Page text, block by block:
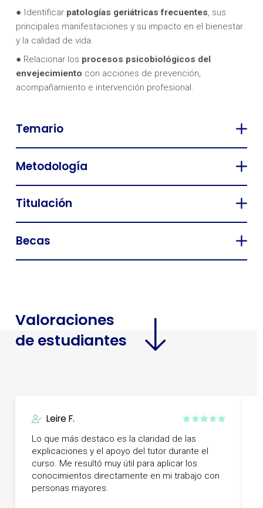
● Identificar patologías geriátricas frecuentes, sus
principales manifestaciones y su impacto en el bienestar
y la calidad de vida.
● Relacionar los procesos psicobiológicos del
envejecimiento con acciones de prevención,
acompañamiento e intervención profesional.
Temario
Metodología
Titulación
Becas
Valoraciones
de estudiantes
Leire F.
Lo que más destaco es la claridad de las
explicaciones y el apoyo del tutor durante el
curso. Me resultó muy útil para aplicar los
conocimientos directamente en mi trabajo con
personas mayores.